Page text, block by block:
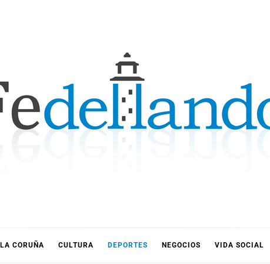
LA CORUÑA CULTURA DEPORTES NEGOCIOS VIDA SOCIAL